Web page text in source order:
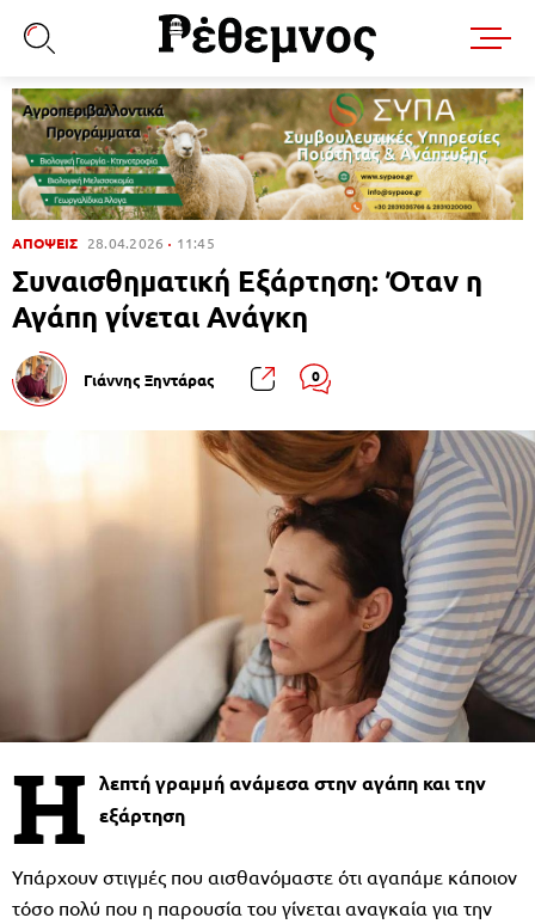
ΑΠΟΨΕΙΣ 28.04.2026 11:45
Συναισθηματική Εξάρτηση: Όταν η
Αγάπη γίνεται Ανάγκη
Γιάννης Ξηντάρας 0
Η λεπτή γραμμή ανάμεσα στην αγάπη και την
εξάρτηση
Υπάρχουν στιγμές που αισθανόμαστε ότι αγαπάμε κάποιον
τόσο πολύ που η παρουσία του γίνεται αναγκαία για την